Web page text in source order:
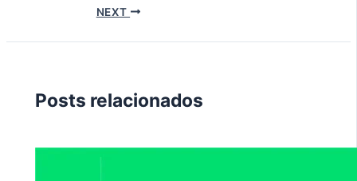
NEXT
Posts relacionados